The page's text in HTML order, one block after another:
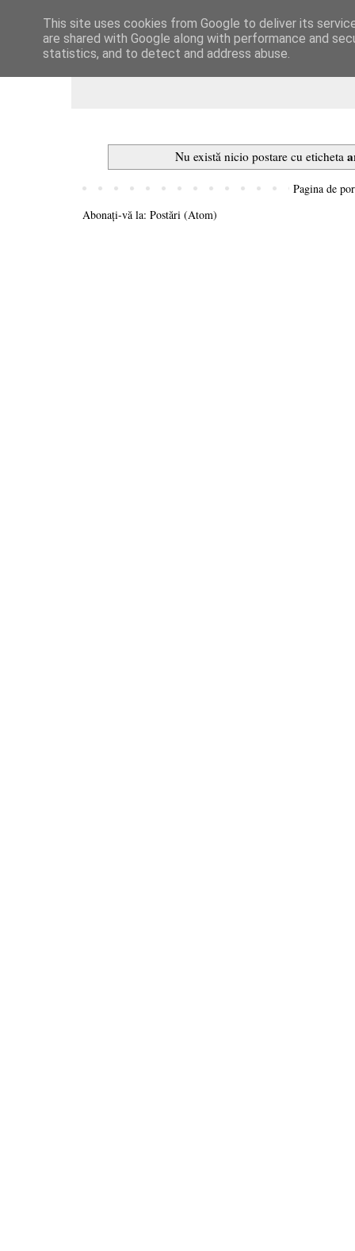
Dulcegarii culinare
Nu există nicio postare cu eticheta
Pagina de
Abonați-vă la: Postări (Atom)
This site uses cookies from Google to deliver its
are shared with Google along with performance and
statistics, and to detect and address abuse.